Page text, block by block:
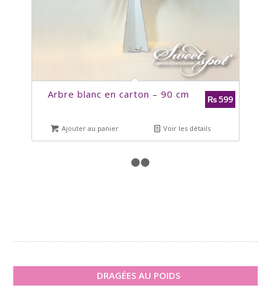
Arbre blanc en carton – 90 cm ₨599
Ajouter au panier Voir les détails
DRAGÉES AU POIDS